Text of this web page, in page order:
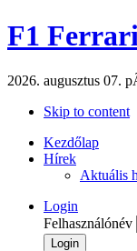
F1
2026. augusztus 07.
Skip to content
Kezdőlap
Hírek
Aktuális
Login
Felhasználónév